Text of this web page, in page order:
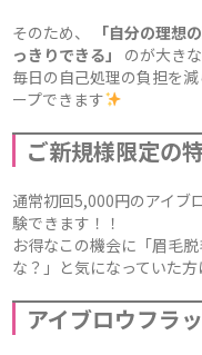
そのため、
「自分の理想
っきりできる」
のが大き
毎日の自己処理の負担を
ープできます
ご新規様限定の
通常初回5,000円のアイブ
験できます！！
お得なこの機会に「眉毛
な？」と気になっていた
アイブロウフラ